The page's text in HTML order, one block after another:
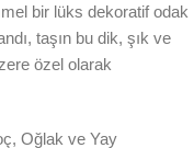
bir lüks dekoratif odak
taşın bu dik, şık ve
özel olarak
Oğlak ve Yay